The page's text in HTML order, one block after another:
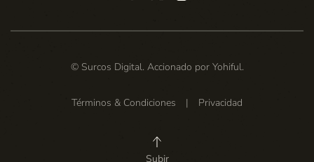
© Surcos Digital. Accionado por Yohiful.
Términos & Condiciones | Privacidad
Subir